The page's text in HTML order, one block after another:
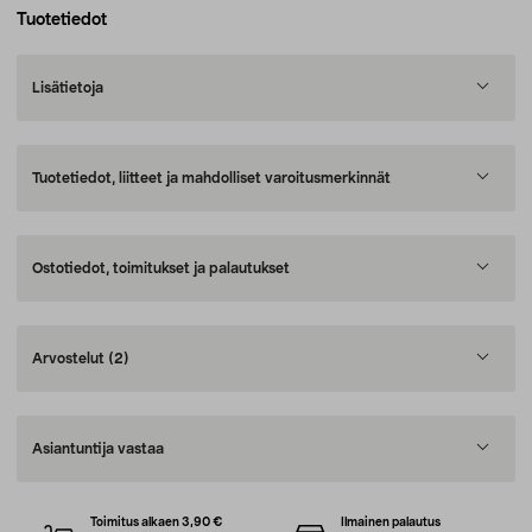
Tuotetiedot
Lisätietoja
Tuotetiedot, liitteet ja mahdolliset varoitusmerkinnät
Ostotiedot, toimitukset ja palautukset
Arvostelut (2)
Asiantuntija vastaa
Toimitus alkaen 3,90 € Ilmainen palautus